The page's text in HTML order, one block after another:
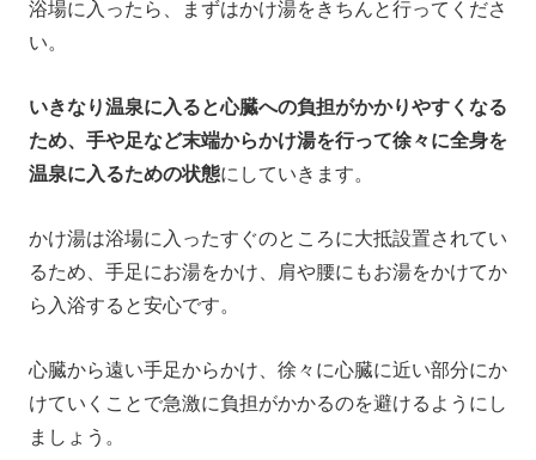
浴場に入ったら、まずはかけ湯をきちんと行ってくださ
い。
いきなり温泉に入ると心臓への負担がかかりやすくなる
ため、手や足など末端からかけ湯を行って徐々に全身を
温泉に入るための状態にしていきます。
かけ湯は浴場に入ったすぐのところに大抵設置されてい
るため、手足にお湯をかけ、肩や腰にもお湯をかけてか
ら入浴すると安心です。
心臓から遠い手足からかけ、徐々に心臓に近い部分にか
けていくことで急激に負担がかかるのを避けるようにし
ましょう。